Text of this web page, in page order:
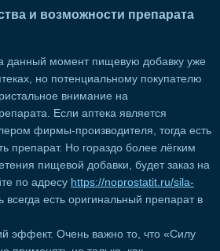
и возможности препарата
данный момент пищевую добавку уже
но потенциальному покупателю
внимание на
Если аптека является
фирмы-производителя, тогда есть
препарат. Но гораздо более лёгким
пищевой добавки, будет заказ на
по адресу https://noprostatit.ru/sila-
всегда есть оригинальный препарат в
эффект. Очень важно то, что «Силу